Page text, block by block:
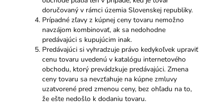
doručovaný v rámci územia Slovenskej republiky.
Prípadné zľavy z kúpnej ceny tovaru nemožno
navzájom kombinovať, ak sa nedohodne
predávajúci s kupujúcim inak.
Predávajúci si vyhradzuje právo kedykoľvek upraviť
cenu tovaru uvedenú v katalógu internetového
obchodu, ktorý prevádzkuje predávajúci. Zmena
ceny tovaru sa nevzťahuje na kúpne zmluvy
uzatvorené pred zmenou ceny, bez ohľadu na to,
že ešte nedošlo k dodaniu tovaru.